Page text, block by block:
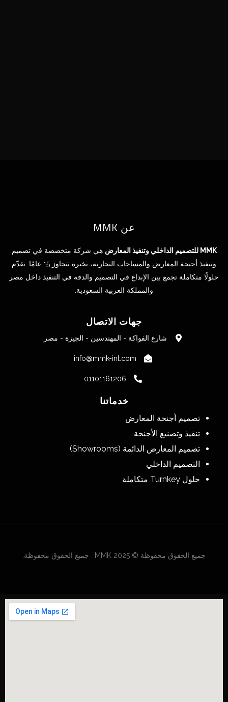
عن MMK
MMK للتصميم الداخلي وتنفيذ المعارض
هي شركة متخصصة في تصميم
وتنفيذ أجنحة المعارض والمساحات التجارية، بخبرة تتجاوز 15 عامًا. نقدّم
حلولًا متكاملة تجمع بين الإبداع في التصميم والدقة في التنفيذ داخل مصر
والمملكة العربية السعودية.
جهات الاتصال
شارع الفواكة - المهندسين - الجيزة - مصر
info@mmk-int.com
01101161206
خدماتنا
تصميم أجنحة المعارض
تنفيذ وتصنيع الأجنحة
تصميم المعارض الدائمة (Showrooms)
التصميم الداخلي
حلول Turnkey متكاملة
جميع الحقوق محفوظة © 2025 MMK . جميع الحقوق محفوظة.